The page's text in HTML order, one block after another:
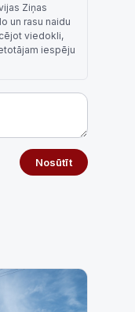
Ziņas
un rasu naidu
viedokli,
iespēju
Nosūtīt